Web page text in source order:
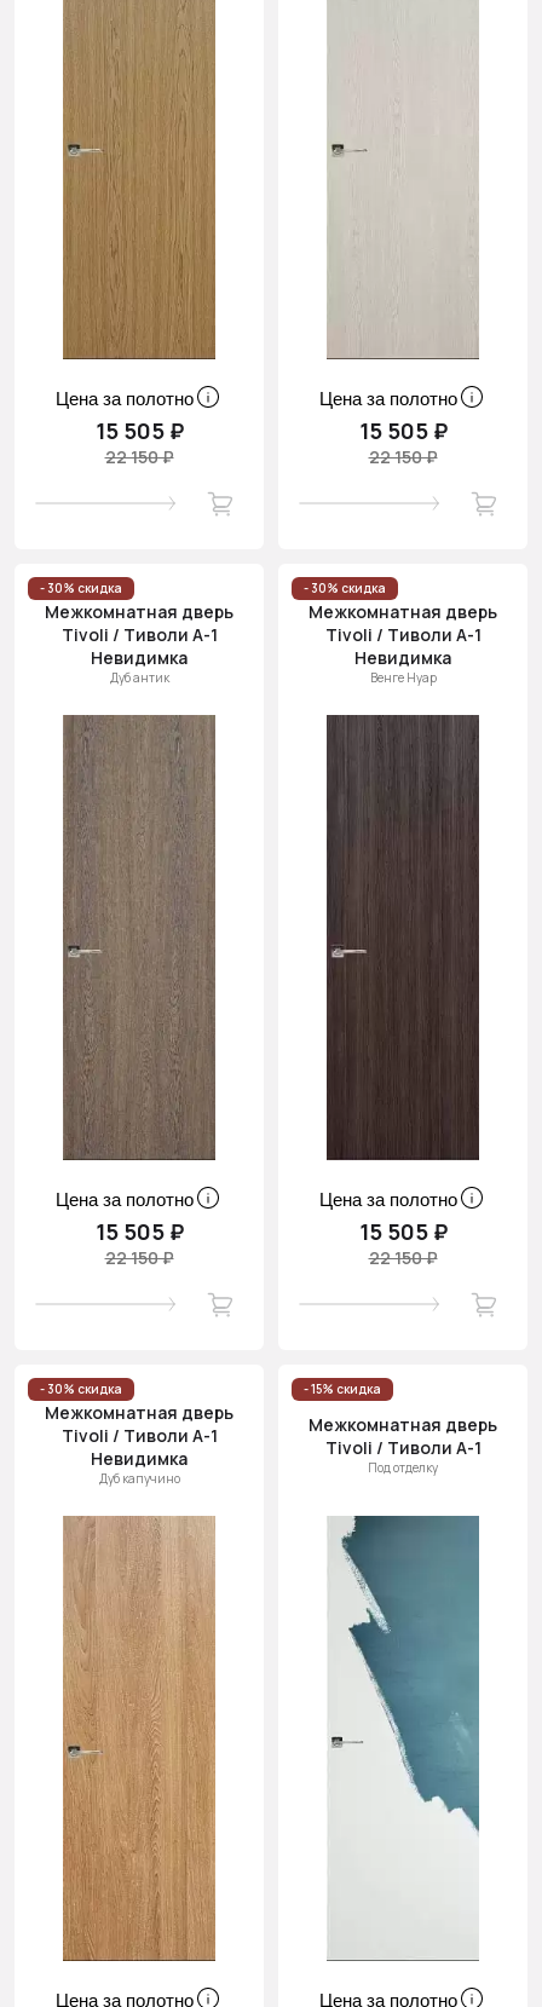
Цена за полотно
15 505 ₽
22 150 ₽
Цена за полотно
15 505 ₽
22 150 ₽
- 30% скидка
Межкомнатная дверь
Tivoli / Тиволи А-1
Невидимка
Дуб антик
Цена за полотно
15 505 ₽
22 150 ₽
- 30% скидка
Межкомнатная дверь
Tivoli / Тиволи А-1
Невидимка
Венге Нуар
Цена за полотно
15 505 ₽
22 150 ₽
- 30% скидка
Межкомнатная дверь
Tivoli / Тиволи А-1
Невидимка
Дуб капучино
Цена за полотно
- 15% скидка
Межкомнатная дверь
Tivoli / Тиволи А-1
Под отделку
Цена за полотно